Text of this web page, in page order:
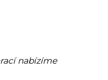
nabízíme